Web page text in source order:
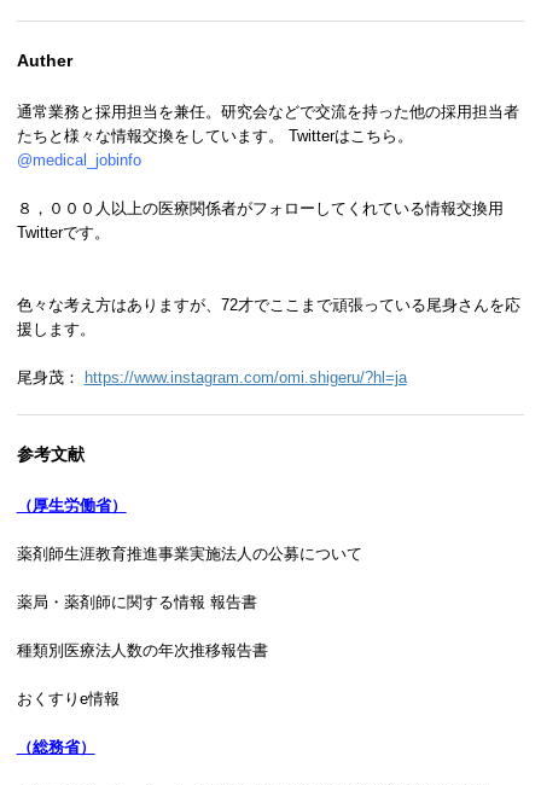
Auther
通常業務と採用担当を兼任。研究会などで交流を持った他の採用担当者
たちと様々な情報交換をしています。 Twitterはこちら。
@medical_jobinfo
８，０００人以上の医療関係者がフォローしてくれている情報交換用
Twitterです。
色々な考え方はありますが、72才でここまで頑張っている尾身さんを応
援します。
尾身茂： https://www.instagram.com/omi.shigeru/?hl=ja
参考文献
（厚生労働省）
薬剤師生涯教育推進事業実施法人の公募について
薬局・薬剤師に関する情報 報告書
種類別医療法人数の年次推移報告書
おくすりe情報
（総務省）